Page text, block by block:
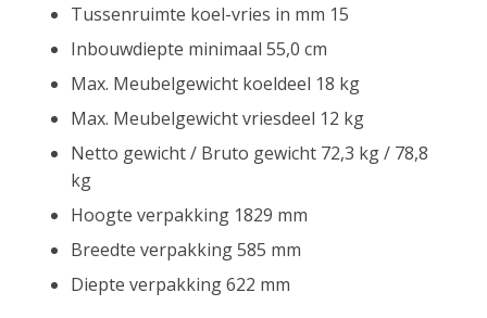
Tussenruimte koel-vries in mm 15
Inbouwdiepte minimaal 55,0 cm
Max. Meubelgewicht koeldeel 18 kg
Max. Meubelgewicht vriesdeel 12 kg
Netto gewicht / Bruto gewicht 72,3 kg / 78,8
kg
Hoogte verpakking 1829 mm
Breedte verpakking 585 mm
Diepte verpakking 622 mm